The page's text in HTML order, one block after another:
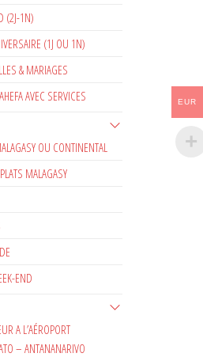
(2J-1N)
(1J OU 1N)
& MARIAGES
AVEC SERVICES
OU CONTINENTAL
MALAGASY
END
A L’AÉROPORT
– ANTANANARIVO
EUR